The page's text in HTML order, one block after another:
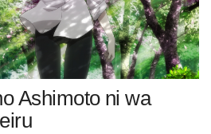
Ashimoto ni wa